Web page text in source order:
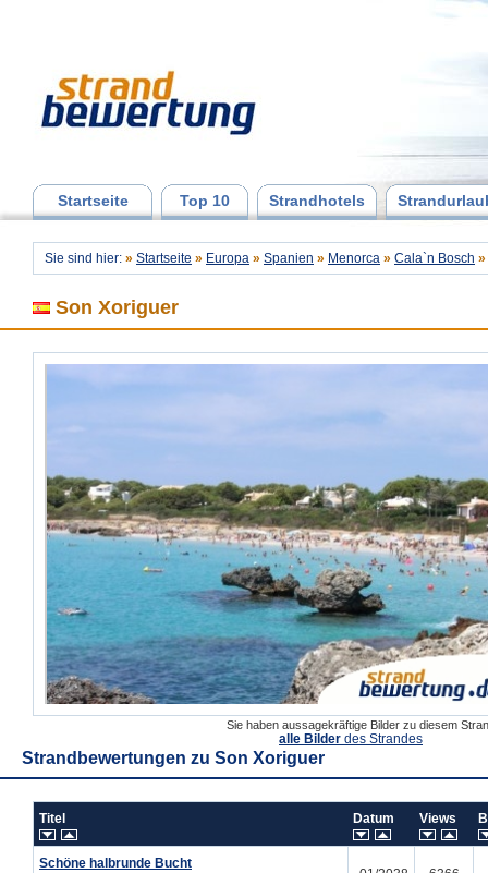
Startseite Top 10 Strandhotels
Sie sind hier: » Startseite » Europa » Spanien » Menorca » Cala`n Bosch »
Son Xoriguer
Sie haben aussagekräftige Bilder zu diesem
alle Bilder des Strandes
Strandbewertungen zu Son Xoriguer
Titel Datum Views
Schöne halbrunde Bucht